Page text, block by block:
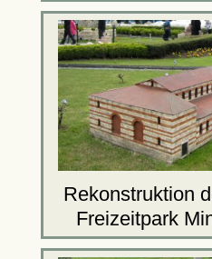
Rekonstruktion
Freizeitpark